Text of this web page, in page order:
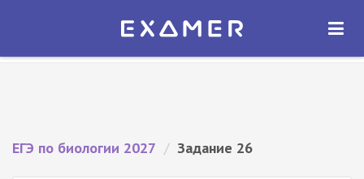
Экзамер — ЕГЭ 2027
ОТКРЫТЬ
ЕГЭ по биологии 2027 / Задание 26